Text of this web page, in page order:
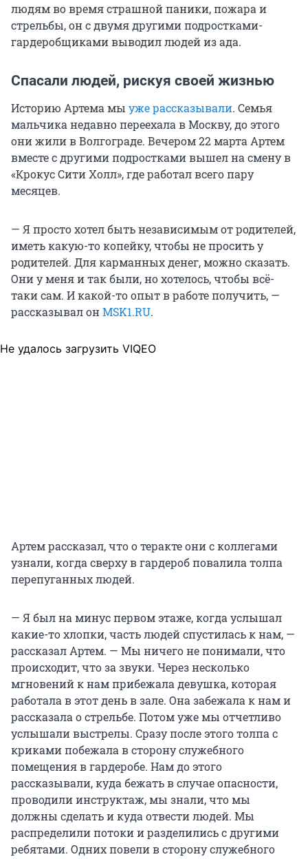
людям во время страшной паники, пожара и
стрельбы, он с двумя другими подростками-
гардеробщиками выводил людей из ада.
Спасали людей, рискуя своей жизнью
Историю Артема мы уже рассказывали. Семья
мальчика недавно переехала в Москву, до этого
они жили в Волгограде. Вечером 22 марта Артем
вместе с другими подростками вышел на смену в
«Крокус Сити Холл», где работал всего пару
месяцев.
— Я просто хотел быть независимым от родителей,
иметь какую-то копейку, чтобы не просить у
родителей. Для карманных денег, можно сказать.
Они у меня и так были, но хотелось, чтобы всё-
таки сам. И какой-то опыт в работе получить, —
рассказывал онMSK1.RU.
Не удалось загрузить VIQEO
Артем рассказал, что о теракте они с коллегами
узнали, когда сверху в гардероб повалила толпа
перепуганных людей.
— Я был на минус первом этаже, когда услышал
какие-то хлопки, часть людей спустилась к нам, —
рассказал Артем. — Мы ничего не понимали, что
происходит, что за звуки. Через несколько
мгновений к нам прибежала девушка, которая
работала в этот день в зале. Она забежала к нам и
рассказала о стрельбе. Потом уже мы отчетливо
услышали выстрелы. Сразу после этого толпа с
криками побежала в сторону служебного
помещения в гардеробе. Нам до этого
рассказывали, куда бежать в случае опасности,
проводили инструктаж, мы знали, что мы
должны сделать и куда отвести людей. Мы
распределили потоки и разделились с другими
ребятами. Одних повели в сторону служебного